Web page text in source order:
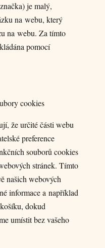
je malý,
na webu, který
na webu. Za tímto
pomocí
cookies
že určité části webu
preference
souborů cookies
stránek. Tímto
našich webových
informace a například
dokud
umístit bez vašeho